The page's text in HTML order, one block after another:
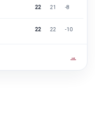
22 21 -8
22 22 -10
→